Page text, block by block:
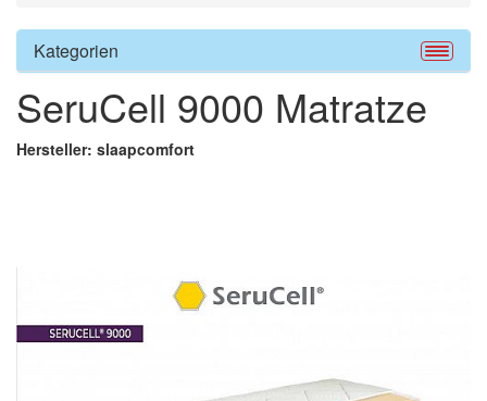
Kategorien
SeruCell 9000 Matratze
Hersteller: slaapcomfort